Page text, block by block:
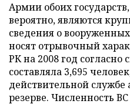
Армии обоих
вероятно, являются
сведения о
носят отрывочный
РК на 2008 год согласно
составляла 3,695
действительной службе
резерве. Численность